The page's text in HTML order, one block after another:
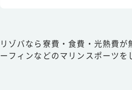
リゾバなら寮費・食費・光熱費
ーフィンなどのマリンスポーツ